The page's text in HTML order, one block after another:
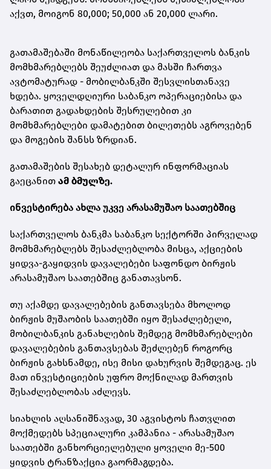
აქვთ, მოიგონ 80,000; 50,000 ან 20,000 ლარი.
გათამაშებაში მონაწილეობა საქართველოს ბანკის
მომხმარებლებს შეუძლიათ და მასში ჩართვა
ავტომატურად - მობილბანკში შესვლისთანავე
ხდება. ყოველდღიური საბანკო ოპერაციებისა და
ბარათით გადახდების შესრულებით კი
მომხმარებლები დამატებით ბილეთებს აგროვებენ
და მოგების შანსს ზრდიან.
გათამაშების შესახებ დეტალურ ინფორმაციას
გაეცანით ამ ბმულზე.
ინვესტირება ახლა უკვე არასამუშაო საათებშიც
საქართველოს ბანკმა საბანკო სექტორში პირველად
მომხმარებლებს შესაძლებლობა მისცა, აქციების
ყიდვა-გაყიდვის დავალებები საფონდო ბირჟის
არასამუშაო საათებშიც განათავსონ.
თუ აქამდე დავალებების განთავსება მხოლოდ
ბირჟის მუშაობის საათებში იყო შესაძლებელი,
მობილბანკის განახლების შემდეგ მომხმარებლები
დავალებების განთავსებას შეძლებენ როგორც
ბირჟის გახსნამდე, ისე მისი დახურვის შემდეგაც. ეს
მათ ინვესტიციების უფრო მოქნილად მართვის
შესაძლებლობას აძლევს.
სიახლის აღსანიშნავად, 30 აგვისტოს ჩათვლით
მოქმედებს სპეციალური კამპანია - არასამუშაო
საათებში განხორციელებული ყოველი მე-500
ყიდვის ტრანზაქცია გაორმაგდება.